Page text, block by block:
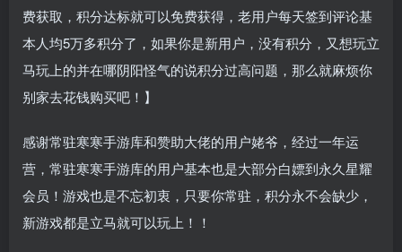
费获取，积分达标就可以免费获得，老用户每天签到评论基
本人均5万多积分了，如果你是新用户，没有积分，又想玩立
马玩上的并在哪阴阳怪气的说积分过高问题，那么就麻烦你
别家去花钱购买吧！】
感谢常驻寒寒手游库和赞助大佬的用户姥爷，经过一年运
营，常驻寒寒手游库的用户基本也是大部分白嫖到永久星耀
会员！游戏也是不忘初衷，只要你常驻，积分永不会缺少，
新游戏都是立马就可以玩上！！